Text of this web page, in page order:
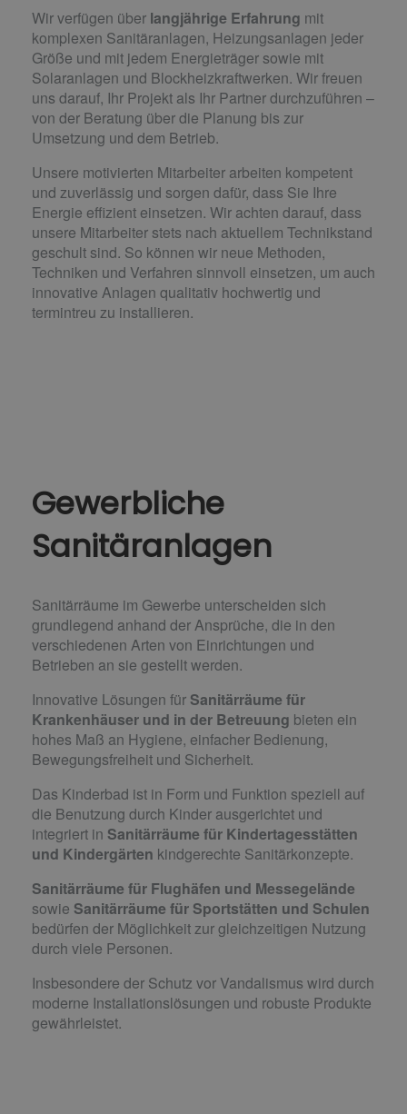
Wir verfügen über langjährige Erfahrung mit
komplexen Sanitäranlagen, Heizungsanlagen jeder
Größe und mit jedem Energieträger sowie mit
Solaranlagen und Blockheizkraftwerken. Wir freuen
uns darauf, Ihr Projekt als Ihr Partner durchzuführen –
von der Beratung über die Planung bis zur
Umsetzung und dem Betrieb.
Unsere motivierten Mitarbeiter arbeiten kompetent
und zuverlässig und sorgen dafür, dass Sie Ihre
Energie effizient einsetzen. Wir achten darauf, dass
unsere Mitarbeiter stets nach aktuellem Technikstand
geschult sind. So können wir neue Methoden,
Techniken und Verfahren sinnvoll einsetzen, um auch
innovative Anlagen qualitativ hochwertig und
termintreu zu installieren.
Gewerbliche
Sanitäranlagen
Sanitärräume im Gewerbe unterscheiden sich
grundlegend anhand der Ansprüche, die in den
verschiedenen Arten von Einrichtungen und
Betrieben an sie gestellt werden.
Innovative Lösungen für Sanitärräume für
Krankenhäuser und in der Betreuung bieten ein
hohes Maß an Hygiene, einfacher Bedienung,
Bewegungsfreiheit und Sicherheit.
Das Kinderbad ist in Form und Funktion speziell auf
die Benutzung durch Kinder ausgerichtet und
integriert in Sanitärräume für Kindertagesstätten
und Kindergärten kindgerechte Sanitärkonzepte.
Sanitärräume für Flughäfen und Messegelände
sowie Sanitärräume für Sportstätten und Schulen
bedürfen der Möglichkeit zur gleichzeitigen Nutzung
durch viele Personen.
Insbesondere der Schutz vor Vandalismus wird durch
moderne Installationslösungen und robuste Produkte
gewährleistet.